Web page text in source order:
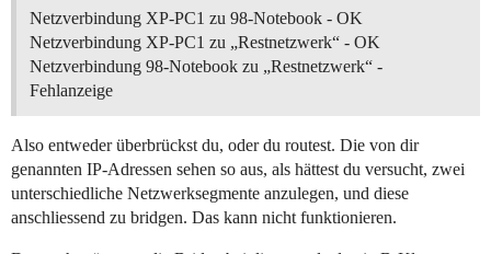
Netzverbindung XP-PC1 zu 98-Notebook - OK
Netzverbindung XP-PC1 zu „Restnetzwerk“ - OK
Netzverbindung 98-Notebook zu „Restnetzwerk“ -
Fehlanzeige
Also entweder überbrückst du, oder du routest. Die von dir
genannten IP-Adressen sehen so aus, als hättest du versucht, zwei
unterschiedliche Netzwerksegmente anzulegen, und diese
anschliessend zu bridgen. Das kann nicht funktionieren.